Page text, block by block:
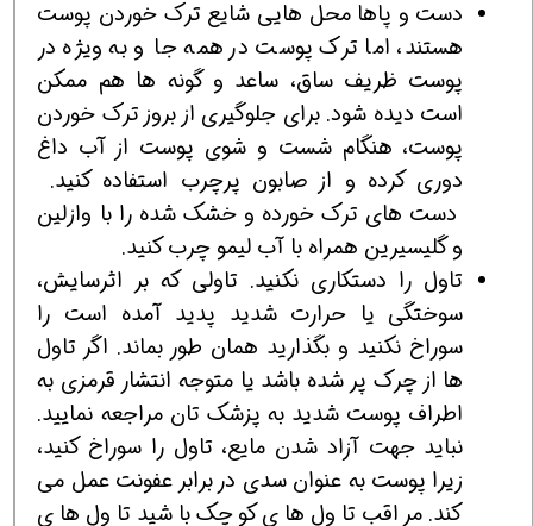
دست و پاها محل هایی شایع ترک خوردن پوست
هستند، اما ترک پوست در همه جا و به ویژه در
پوست ظریف ساق، ساعد و گونه ها هم ممکن
است دیده شود. برای جلوگیری از بروز ترک خوردن
پوست، هنگام شست و شوی پوست از آب داغ
دوری کرده و از صابون پرچرب استفاده کنید.
دست های ترک خورده و خشک شده را با وازلین
و گلیسیرین همراه با آب لیمو چرب کنید.
تاول را دستکاری نکنید. تاولی که بر اثرسایش،
سوختگی یا حرارت شدید پدید آمده است را
سوراخ نکنید و بگذارید همان طور بماند. اگر تاول
ها از چرک پر شده باشد یا متوجه انتشار قرمزی به
اطراف پوست شدید به پزشک تان مراجعه نمایید.
نباید جهت آزاد شدن مایع، تاول را سوراخ کنید،
زیرا پوست به عنوان سدی در برابر عفونت عمل می
کند. مراقب تاول های کوچک باشید تاول های